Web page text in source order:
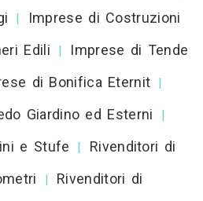
|
Imprese di Costruzioni
Edili |
Imprese di Tende
di Bonifica Eternit |
Giardino ed Esterni |
e Stufe |
Rivenditori di
|
Rivenditori di